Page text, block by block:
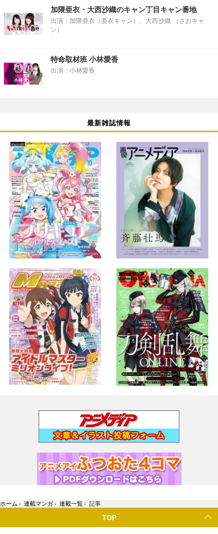
加隈亜衣・大西沙織のキャン丁目キャン番地
出演：加隈亜衣（亜衣キャン）、大西沙織 （さおキャ
ン）
特命取材班 小林愛香
出演：小林愛香
最新雑誌情報
ホーム › 連載マンガ › 連載一覧 › 記事
TOP